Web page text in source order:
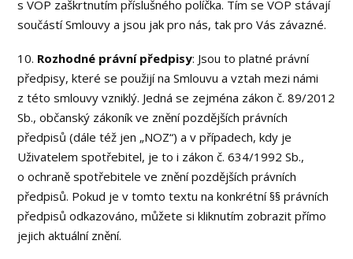
s VOP zaškrtnutím příslušného políčka. Tím se VOP stávají
součástí Smlouvy a jsou jak pro nás, tak pro Vás závazné.
10. Rozhodné právní předpisy: Jsou to platné právní
předpisy, které se použijí na Smlouvu a vztah mezi námi
z této smlouvy vzniklý. Jedná se zejména zákon č. 89/2012
Sb., občanský zákoník ve znění pozdějších právních
předpisů (dále též jen „NOZ“) a v případech, kdy je
Uživatelem spotřebitel, je to i zákon č. 634/1992 Sb.,
o ochraně spotřebitele ve znění pozdějších právních
předpisů. Pokud je v tomto textu na konkrétní §§ právních
předpisů odkazováno, můžete si kliknutím zobrazit přímo
jejich aktuální znění.